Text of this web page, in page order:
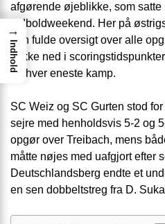
afgørende øjeblikke, som satte
fodboldweekend. Her på
den fulde oversigt over alle
dykke ned i
for hver eneste kamp.
SC Weiz og SC Gurten stod
sejre med henholdsvis 5-2 og
opgør over Treibach, mens
måtte nøjes med uafgjort efter
Deutschlandsberg endte et
en sen dobbeltstreg fra D.
→
Indhold